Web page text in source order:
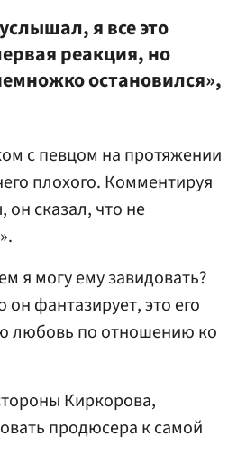
я все это
реакция, но
остановился»,
с певцом на протяжении
плохого. Комментируя
он сказал, что не
я могу ему завидовать?
фантазирует, это его
любовь по отношению ко
Киркорова,
продюсера к самой